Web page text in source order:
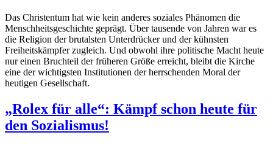
Das Christentum hat wie kein anderes soziales Phänomen die
Menschheitsgeschichte geprägt. Über tausende von Jahren war es
die Religion der brutalsten Unterdrücker und der kühnsten
Freiheitskämpfer zugleich. Und obwohl ihre politische Macht heute
nur einen Bruchteil der früheren Größe erreicht, bleibt die Kirche
eine der wichtigsten Institutionen der herrschenden Moral der
heutigen Gesellschaft.
„Rolex für alle“: Kämpf schon heute für
den Sozialismus!